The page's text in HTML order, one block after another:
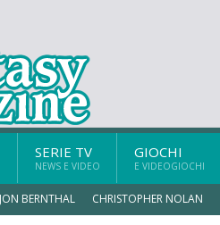
SERIE TV
NEWS E VIDEO
GIOCHI
E VIDEOGIOCHI
JON BERNTHAL CHRISTOPHER NOLAN